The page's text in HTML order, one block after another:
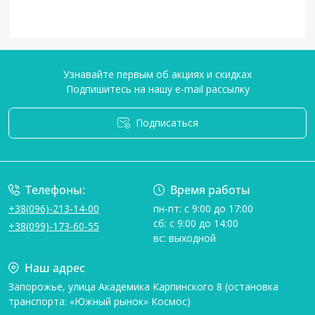
Узнавайте первым об акциях и скидках
Подпишитесь на нашу e-mail рассылку
Подписаться
Телефоны:
+38(096)-213-14-00
+38(099)-173-60-55
Время работы
пн-пт: с 9:00 до 17:00
сб: с 9:00 до 14:00
вс: выходной
Наш адрес
Запорожье, улица Академика Карпинского 8 (остановка
транспорта: «Южный рынок» Космос)